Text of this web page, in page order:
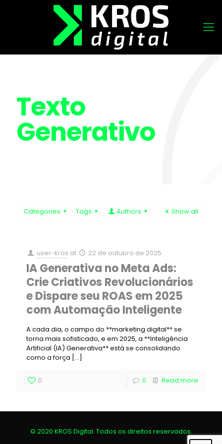
Texto
Generativo
Categories Tags Authors Show all
user-kros at 22 de outubro de 2025
IA Generativa no Meta Ads:
Crie Criativos Revolucionários
e Dispare seu ROAS em 2025
com Automação Inteligente
A cada dia, o campo do **marketing digital** se
torna mais sofisticado, e em 2025, a **Inteligência
Artificial (IA) Generativa** está se consolidando
como a força […]
0 0 Read more
© 2020 KROS Digital. Todos os direitos reservados.